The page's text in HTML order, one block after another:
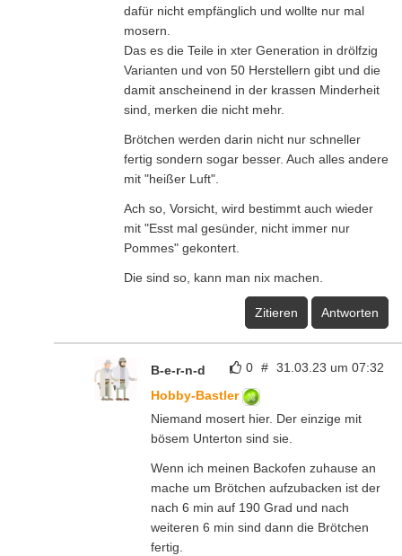
dafür nicht empfänglich und wollte nur mal
mosern.
Das es die Teile in xter Generation in drölfzig
Varianten und von 50 Herstellern gibt und die
damit anscheinend in der krassen Minderheit
sind, merken die nicht mehr.
Brötchen werden darin nicht nur schneller
fertig sondern sogar besser. Auch alles andere
mit "heißer Luft".
Ach so, Vorsicht, wird bestimmt auch wieder
mit "Esst mal gesünder, nicht immer nur
Pommes" gekontert.
Die sind so, kann man nix machen.
Zitieren Antworten
0 # 31.03.23 um 07:32
B-e-r-n-d
Hobby-Bastler
Niemand mosert hier. Der einzige mit
bösem Unterton sind sie.
Wenn ich meinen Backofen zuhause an
mache um Brötchen aufzubacken ist der
nach 6 min auf 190 Grad und nach
weiteren 6 min sind dann die Brötchen
fertig.